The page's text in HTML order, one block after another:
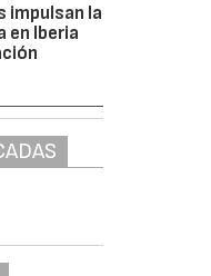
impulsan la
Iberia